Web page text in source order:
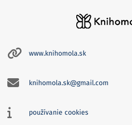
www.knihomola.sk
knihomola.sk@gmail.com
používanie cookies